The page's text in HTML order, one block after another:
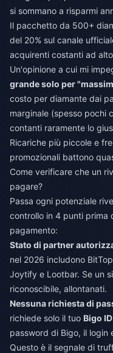
si sommano a risparmi
Il pacchetto da 500+
del 20% sul canale
acquirenti costanti ad
Un'opinione a cui mi
grande solo per
costo per diamante dai
marginale (spesso pochi
contanti raramente lo
Ricariche più piccole e
promozionali battono
Come verificare che un
pagare?
Passa ogni potenziale
controllo in 4 punti prima
pagamento:
Stato di partner
nel 2026 includono
Joytify e Lootbar. Se un
riconoscibile, allontanati.
Nessuna richiesta di
richiede solo il tuo Bigo
password di Bigo, il login
Questo è il segnale di